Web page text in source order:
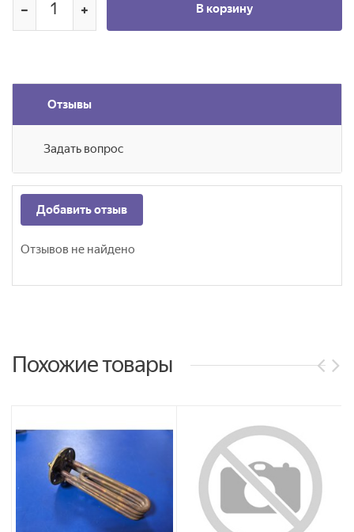
В корзину
Отзывы
Задать вопрос
Добавить отзыв
Отзывов не найдено
Похожие товары